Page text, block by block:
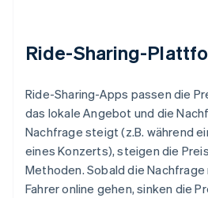
Ride-Sharing-
Ride-Sharing-Apps passen die
das lokale Angebot und die
Nachfrage steigt (z.B. während
eines Konzerts), steigen die
Methoden. Sobald die
Fahrer online gehen, sinken die